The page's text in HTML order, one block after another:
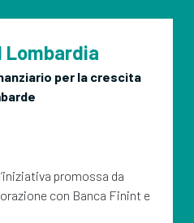
Lombardia
per la crescita
promossa da
con Banca Finint e